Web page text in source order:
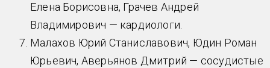
Елена Борисовна, Грачев Андрей
Владимирович — кардиологи.
Малахов Юрий Станиславович, Юдин Роман
Юрьевич, Аверьянов Дмитрий — сосудистые